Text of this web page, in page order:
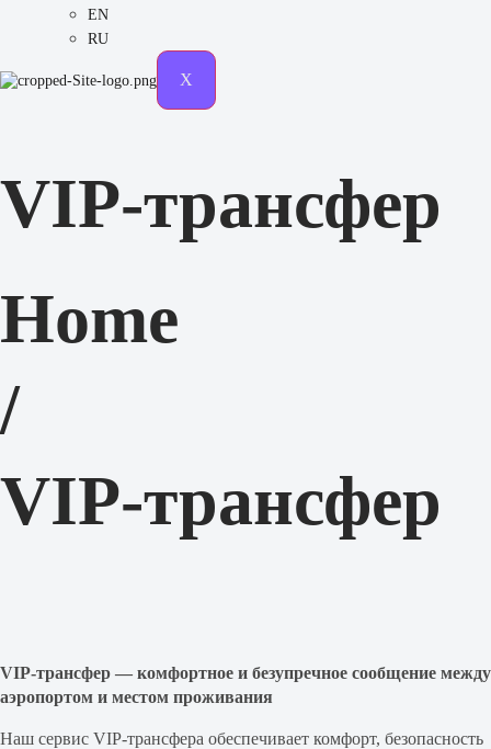
EN
RU
X
VIP-трансфер
Home
/
VIP-трансфер
VIP-трансфер — комфортное и безупречное сообщение между
аэропортом и местом проживания
Наш сервис VIP-трансфера обеспечивает комфорт, безопасность